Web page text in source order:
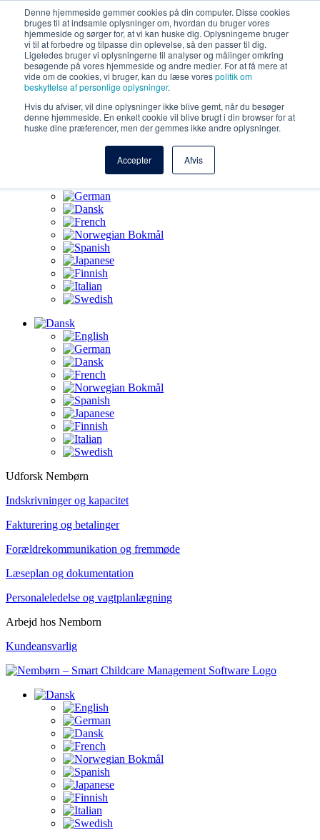
Denne hjemmeside gemmer cookies på din computer. Disse cookies
bruges til at indsamle oplysninger om, hvordan du bruger vores
hjemmeside og sørger for, at vi kan huske dig. Oplysningerne bruger
vi til at forbedre og tilpasse din oplevelse, så den passer til dig.
Ligeledes bruger vi oplysningerne til analyser og målinger omkring
besøgende på vores hjemmeside og andre medier. For at få mere at
vide om de cookies, vi bruger, kan du læse vorespolitik om
beskyttelse af personlige oplysninger.
Hvis du afviser, vil dine oplysninger ikke blive gemt, når du besøger
denne hjemmeside. En enkelt cookie vil blive brugt i din browser for at
huske dine præferencer, men der gemmes ikke andre oplysninger.
Accepter Afvis
Videre til indhold
Løsninger
AI-funktioner
Omkring
Udforsk Nembørn
Indskrivninger og kapacitet
Fakturering og betalinger
Forældrekommunikation og fremmøde
Læseplan og dokumentation
Personaleledelse og vagtplanlægning
Arbejd hos Nemborn
Kundeansvarlig